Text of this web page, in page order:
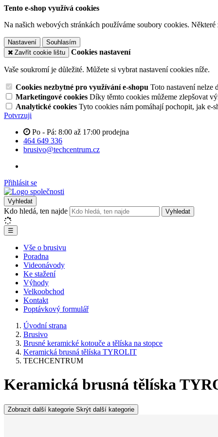
Tento e-shop využívá cookies
Na našich webových stránkách používáme soubory cookies.
Nastavení
Souhlasím
Zavřít cookie lištu
Cookies nastavení
Vaše soukromí je důležité. Můžete si vybrat nastavení cookies níže.
Cookies nezbytné pro využívání e-shopu Toto nastavení nelze
Marketingové cookies Díky těmto cookies můžeme zlepšovat
Analytické cookies Tyto cookies nám pomáhají pochopit, jak e-
Potvrzuji
Po - Pá: 8:00 až 17:00 prodejna
464 649 336
brusivo@techcentrum.cz
Přihlásit se
Vyhledat
Kdo hledá, ten najde Vyhledat
☰
Vše o brusivu
Poradna
Videonávody
Ke stažení
Výhody
Velkoobchod
Kontakt
Poptávkový formulář
Úvodní strana
Brusivo
Brusné keramické kotouče a tělíska na stopce
Keramická brusná tělíska TYROLIT
TECHCENTRUM
Keramická brusná tělíska
Zobrazit další kategorie Skrýt další kategorie